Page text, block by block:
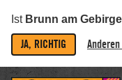
Ist Brunn am Gebirge
JA, RICHTIG